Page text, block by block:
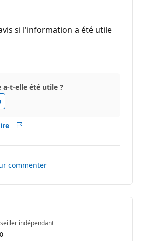
si l'information a été utile
a-t-elle été utile ?
commenter
indépendant